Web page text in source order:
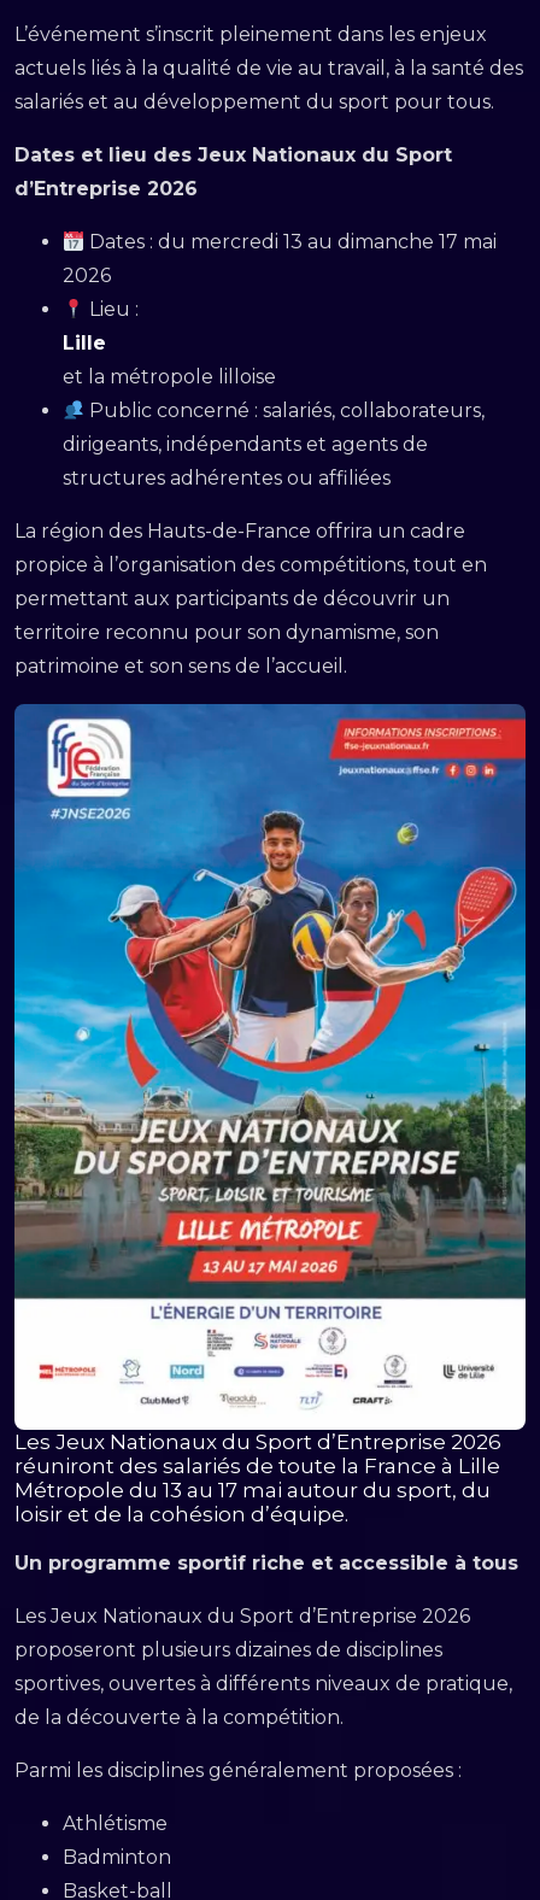
L’événement s’inscrit pleinement dans les enjeux
actuels liés à la qualité de vie au travail, à la santé des
salariés et au développement du sport pour tous.
Dates et lieu des Jeux Nationaux du Sport
d’Entreprise 2026
Dates : du mercredi 13 au dimanche 17 mai
2026
Lieu :
Lille
et la métropole lilloise
Public concerné : salariés, collaborateurs,
dirigeants, indépendants et agents de
structures adhérentes ou affiliées
La région des Hauts-de-France offrira un cadre
propice à l’organisation des compétitions, tout en
permettant aux participants de découvrir un
territoire reconnu pour son dynamisme, son
patrimoine et son sens de l’accueil.
Les Jeux Nationaux du Sport d’Entreprise 2026
réuniront des salariés de toute la France à Lille
Métropole du 13 au 17 mai autour du sport, du
loisir et de la cohésion d’équipe.
Un programme sportif riche et accessible à tous
Les Jeux Nationaux du Sport d’Entreprise 2026
proposeront plusieurs dizaines de disciplines
sportives, ouvertes à différents niveaux de pratique,
de la découverte à la compétition.
Parmi les disciplines généralement proposées :
Athlétisme
Badminton
Basket-ball